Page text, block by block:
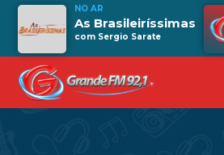
NO AR
As Brasileiríssimas
com Sergio Sarate